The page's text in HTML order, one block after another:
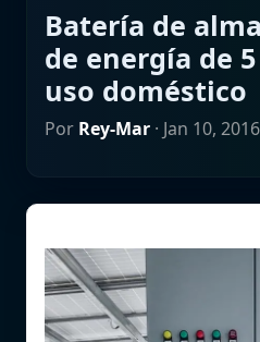
Batería de
de energía de
uso doméstico
Por Rey-Mar · Jan 10, 2016